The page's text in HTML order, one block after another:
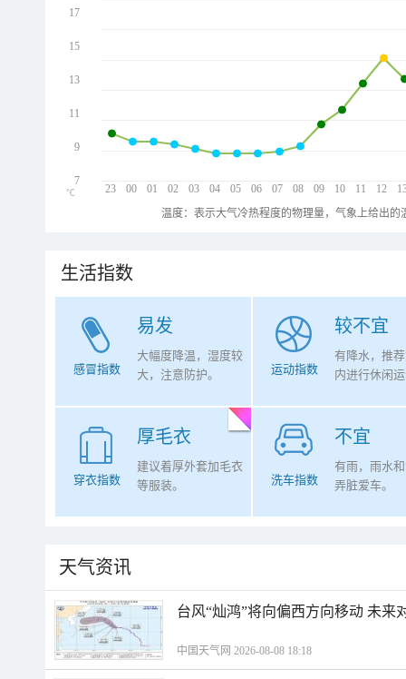
23 00 01 02 03 04 05 06 07 08 09 10 11 12
17
15
13
11
9
7
℃
温度：表示大气冷热程度的物理量，气象上给出
生活指数
易发
感冒指数
大幅度降温，湿度较
大，注意防护。
较不宜
运动指数
有降水，推
内进行休闲
厚毛衣
穿衣指数
建议着厚外套加毛衣
等服装。
不宜
洗车指数
有雨，雨水
弄脏爱车。
天气资讯
台风“灿鸿”将向偏西方向移动 未来
中国天气网 2026-08-08 18:18